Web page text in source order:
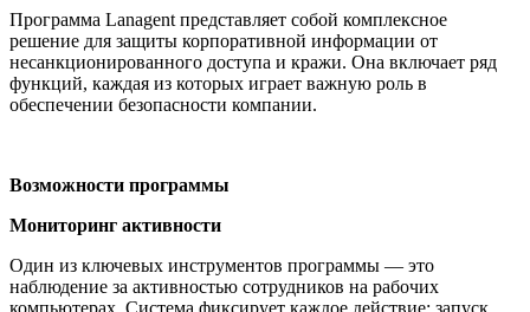
Программа Lanagent представляет собой комплексное
решение для защиты корпоративной информации от
несанкционированного доступа и кражи. Она включает ряд
функций, каждая из которых играет важную роль в
обеспечении безопасности компании.
Возможности программы
Мониторинг активности
Один из ключевых инструментов программы — это
наблюдение за активностью сотрудников на рабочих
компьютерах. Система фиксирует каждое действие: запуск